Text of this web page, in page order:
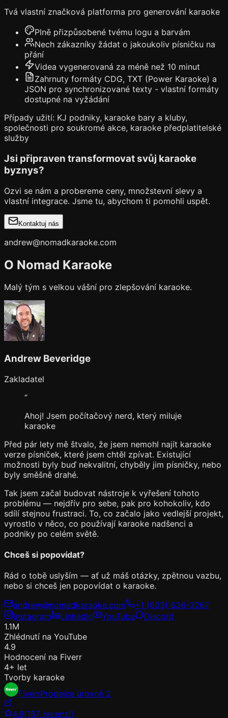
Tvá vlastní značková platforma pro generování karaoke
Plně přizpůsobené tvému logu a barvám
Nech zákazníky žádat o jakoukoliv písničku na
přání
Videa vygenerovaná za méně než 10 minut
Zahrnuty formáty CDG, TXT (Power Karaoke) a
JSON pro synchronizované texty - vlastní formáty
dostupné na vyžádání
Případy užití: KJ podniky, karaoke bary a kluby,
společnosti pro soukromé akce, karaoke předplatitelské
služby
Jsi připraven transformovat svůj karaoke
byznys?
Ozvi se nám a probereme ceny, množstevní slevy a
vlastní integrace. Jsme tu, abychom ti pomohli uspět.
Kontaktuj nás
andrew@nomadkaraoke.com
O Nomad Karaoke
Malý tým s velkou vášní pro zlepšování karaoke.
Andrew Beveridge
Zakladatel
“
Ahoj! Jsem počítačový nerd, který miluje
karaoke
Před pár lety mě štvalo, že jsem nemohl najít karaoke
verze písniček, které jsem chtěl zpívat. Existující
možnosti byly buď nekvalitní, chyběly jim písničky, nebo
byly směšně drahé.
Tak jsem začal budovat nástroje k vyřešení tohoto
problému — nejdřív pro sebe, pak pro kohokoliv, kdo
sdílí stejnou frustraci. To, co začalo jako vedlejší projekt,
vyrostlo v něco, co používají karaoke nadšenci a
podniky po celém světě.
Chceš si popovídat?
Rád o tobě uslyším — ať už máš otázky, zpětnou vazbu,
nebo si chceš jen popovídat o karaoke.
andrew@nomadkaraoke.com
+1 (803) 636-3267
Instagram
LinkedIn YouTube
Discord
1.1M
Zhlédnutí na YouTube
4.9
Hodnocení na Fiverr
4+ let
Tvorby karaoke
FiverrProdejce úrovně 2
4.9(157 recenzí)